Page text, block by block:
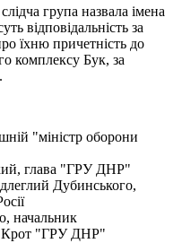
група назвала імена
відповідальність за
їхню причетність до
комплексу Бук, за
"міністр оборони
глава "ГРУ ДНР"
Дубинського,
начальник
Крот "ГРУ ДНР"